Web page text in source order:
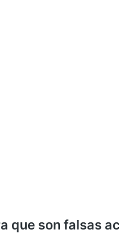
que son falsas